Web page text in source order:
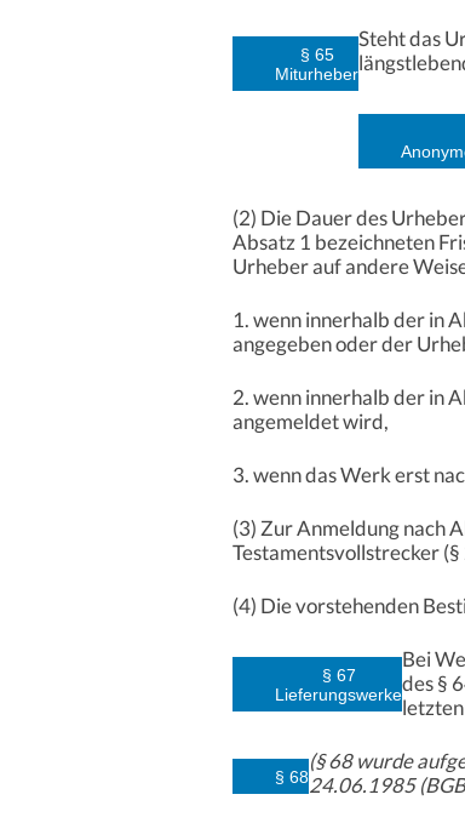
§ 65
Miturheber
Steht das
(2) Die Dauer des
Absatz 1 bezeichneten
Urheber auf andere
1. wenn innerhalb der in
angegeben oder der
2. wenn innerhalb der in
angemeldet wird,
3. wenn das Werk erst
(3) Zur Anmeldung nach
Testamentsvollstrecker
(4) Die vorstehenden
§ 67
Lieferungswerke
Bei
des §
§ 68
(§ 68 wurde
24.06.1985